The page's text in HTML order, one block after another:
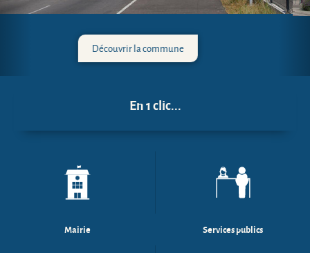
La mairie
En 1 clic...
Mairie Services publics